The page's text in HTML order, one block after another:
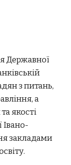
Державної
з питань,
а
якості
Івано-
закладами